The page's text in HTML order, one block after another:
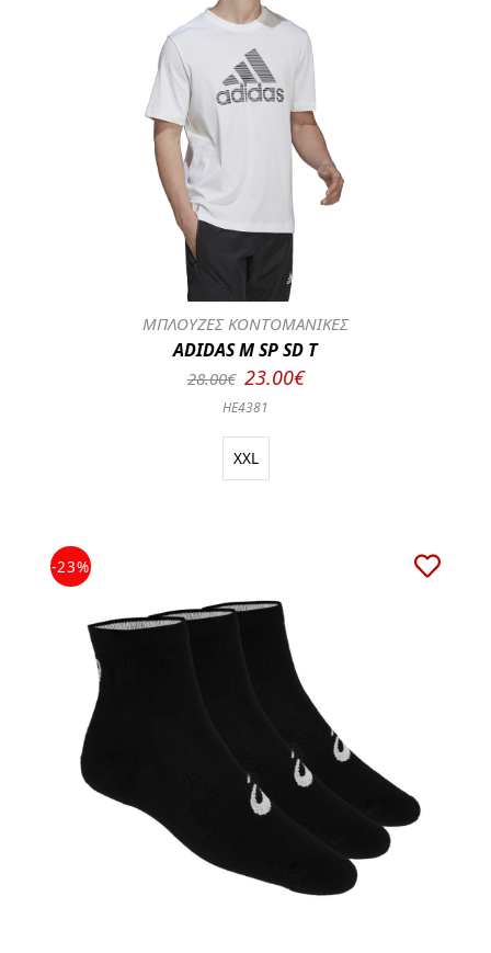
ΜΠΛΟΥΖΕΣ ΚΟΝΤΟΜΑΝΙΚΕΣ
ADIDAS M SP SD T
28.00€ 23.00€
HE4381
XXL
-23%